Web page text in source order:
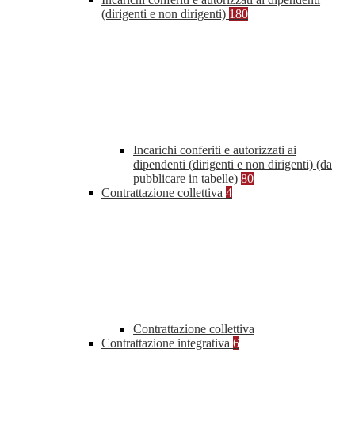
(dirigenti e non dirigenti) 180
Incarichi conferiti e autorizzati ai
dipendenti (dirigenti e non dirigenti) (da
pubblicare in tabelle) 80
Contrattazione collettiva 4
Contrattazione collettiva
Contrattazione integrativa 6